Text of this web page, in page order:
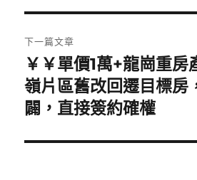
下一篇文章
下
一
篇
章:
￥￥單價1萬+龍崗重房
嶺片區舊改回遷目標房
闢，直接簽約確權